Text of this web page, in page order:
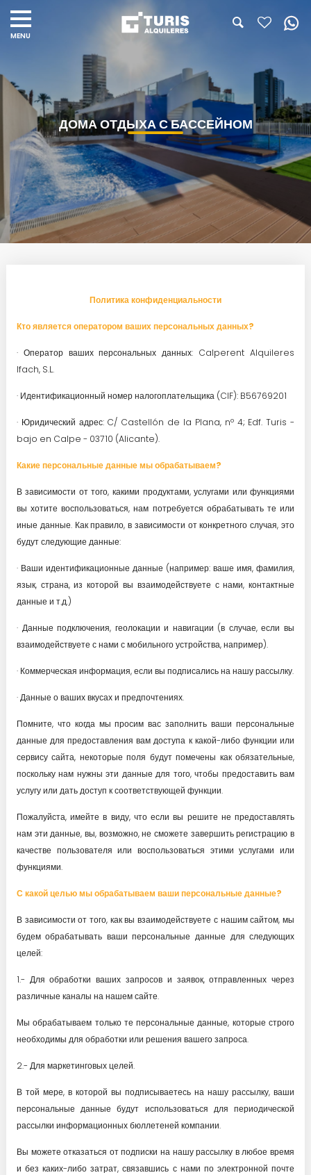
ДОМА ОТДЫХА С БАССЕЙНОМ
Политика конфиденциальности
Кто является оператором ваших персональных данных?
· Оператор ваших персональных данных: Calperent Alquileres
Ifach, S.L.
· Идентификационный номер налогоплательщика (CIF): B56769201
· Юридический адрес: C/ Castellón de la Plana, nº 4; Edf. Turis -
bajo en Calpe - 03710 (Alicante).
Какие персональные данные мы обрабатываем?
В зависимости от того, какими продуктами, услугами или функциями
вы хотите воспользоваться, нам потребуется обрабатывать те или
иные данные. Как правило, в зависимости от конкретного случая, это
будут следующие данные:
· Ваши идентификационные данные (например: ваше имя, фамилия,
язык, страна, из которой вы взаимодействуете с нами, контактные
данные и т.д.)
· Данные подключения, геолокации и навигации (в случае, если вы
взаимодействуете с нами с мобильного устройства, например).
· Коммерческая информация, если вы подписались на нашу рассылку.
· Данные о ваших вкусах и предпочтениях.
Помните, что когда мы просим вас заполнить ваши персональные
данные для предоставления вам доступа к какой-либо функции или
сервису сайта, некоторые поля будут помечены как обязательные,
поскольку нам нужны эти данные для того, чтобы предоставить вам
услугу или дать доступ к соответствующей функции.
Пожалуйста, имейте в виду, что если вы решите не предоставлять
нам эти данные, вы, возможно, не сможете завершить регистрацию в
качестве пользователя или воспользоваться этими услугами или
функциями.
С какой целью мы обрабатываем ваши персональные данные?
В зависимости от того, как вы взаимодействуете с нашим сайтом, мы
будем обрабатывать ваши персональные данные для следующих
целей:
1.- Для обработки ваших запросов и заявок, отправленных через
различные каналы на нашем сайте.
Мы обрабатываем только те персональные данные, которые строго
необходимы для обработки или решения вашего запроса.
2.- Для маркетинговых целей.
В той мере, в которой вы подписываетесь на нашу рассылку, ваши
персональные данные будут использоваться для периодической
рассылки информационных бюллетеней компании.
Вы можете отказаться от подписки на нашу рассылку в любое время
и без каких-либо затрат, связавшись с нами по электронной почте